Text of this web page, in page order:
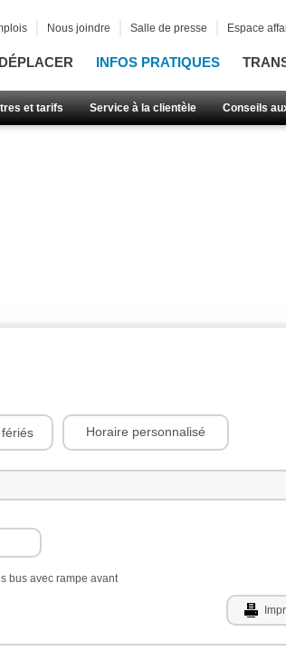
INFOS PRATIQUES
et tarifs Service à la clientèle Conseils
Nous joindre Salle de presse Espace
Horaire personnalisé
bus avec rampe avant